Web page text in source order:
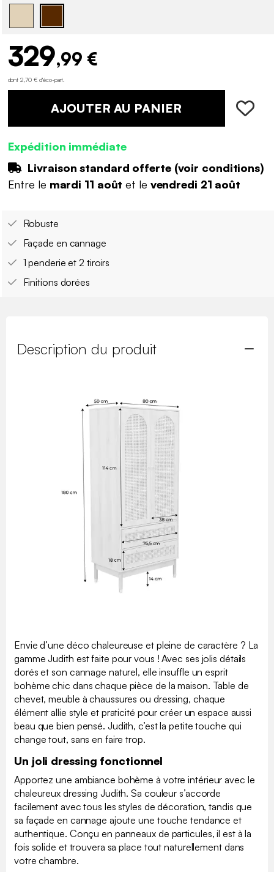
329,99 €
dont 2,70 € d'éco-part
AJOUTER AU PANIER
Expédition immédiate
Livraison standard offerte (voir conditions)
Entre le mardi 11 août et le vendredi 21 août
Robuste
Façade en cannage
1 penderie et 2 tiroirs
Finitions dorées
Description du produit
Envie d’une déco chaleureuse et pleine de caractère ? La
gamme Judith est faite pour vous ! Avec ses jolis détails
dorés et son cannage naturel, elle insuffle un esprit
bohème chic dans chaque pièce de la maison. Table de
chevet, meuble à chaussures ou dressing, chaque
élément allie style et praticité pour créer un espace aussi
beau que bien pensé. Judith, c’est la petite touche qui
change tout, sans en faire trop.
Un joli dressing fonctionnel
Apportez une ambiance bohème à votre intérieur avec le
chaleureux dressing Judith. Sa couleur s’accorde
facilement avec tous les styles de décoration, tandis que
sa façade en cannage ajoute une touche tendance et
authentique. Conçu en panneaux de particules, il est à la
fois solide et trouvera sa place tout naturellement dans
votre chambre.